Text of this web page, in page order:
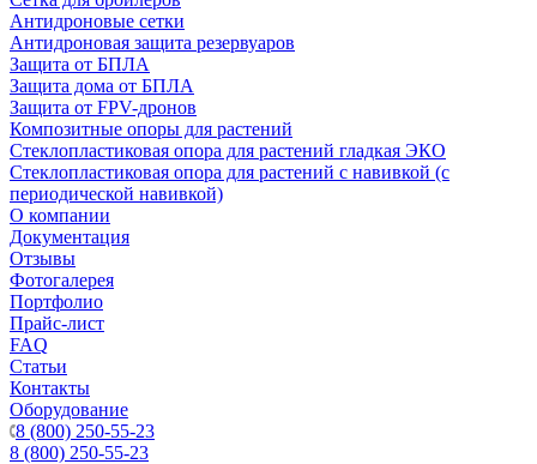
Антидроновые сетки
Антидроновая защита резервуаров
Защита от БПЛА
Защита дома от БПЛА
Защита от FPV-дронов
Композитные опоры для растений
Стеклопластиковая опора для растений гладкая ЭКО
Стеклопластиковая опора для растений с навивкой (с
периодической навивкой)
О компании
Документация
Отзывы
Фотогалерея
Портфолио
Прайс-лист
FAQ
Статьи
Контакты
Оборудование
8 (800) 250-55-23
8 (800) 250-55-23